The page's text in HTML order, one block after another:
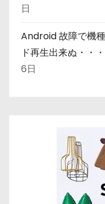
日
Android 故障で機
ド再生出来ぬ・
6日